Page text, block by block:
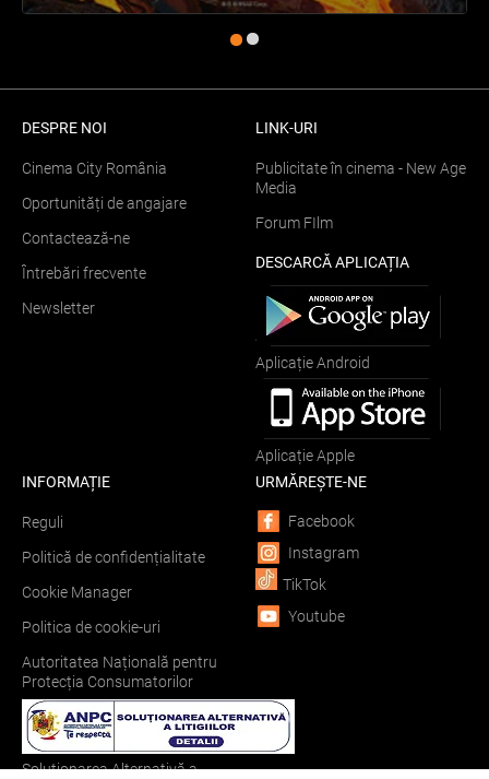
DESPRE NOI
Cinema City România
Oportunități de angajare
Contactează-ne
Întrebări frecvente
Newsletter
LINK-URI
Publicitate în cinema - New Age
Media
Forum FIlm
DESCARCĂ APLICAȚIA
Aplicație Android
Aplicație Apple
INFORMAȚIE
Reguli
Politică de confidențialitate
Cookie Manager
Politica de cookie-uri
Autoritatea Națională pentru
Protecția Consumatorilor
Soluționarea Alternativă a
URMĂREȘTE-NE
Facebook
Instagram
TikTok
Youtube